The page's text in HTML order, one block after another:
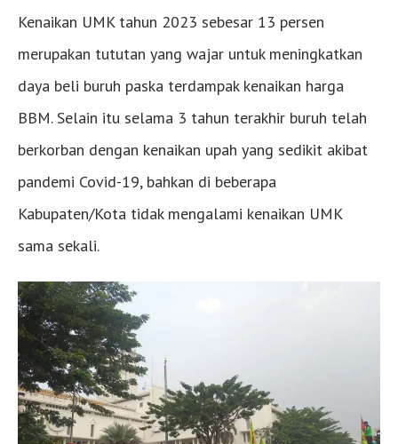
Kenaikan UMK tahun 2023 sebesar 13 persen
merupakan tututan yang wajar untuk meningkatkan
daya beli buruh paska terdampak kenaikan harga
BBM. Selain itu selama 3 tahun terakhir buruh telah
berkorban dengan kenaikan upah yang sedikit akibat
pandemi Covid-19, bahkan di beberapa
Kabupaten/Kota tidak mengalami kenaikan UMK
sama sekali.